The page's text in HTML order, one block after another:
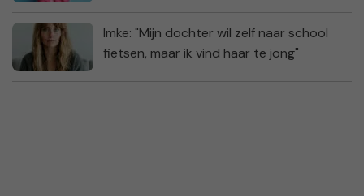
Imke: "Mijn dochter wil zelf naar school
fietsen, maar ik vind haar te jong"